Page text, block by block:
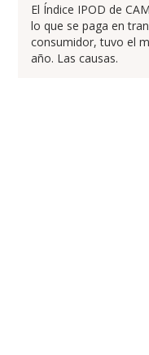
El Índice IPOD de
lo que se paga en
consumidor, tuvo el
año. Las causas.